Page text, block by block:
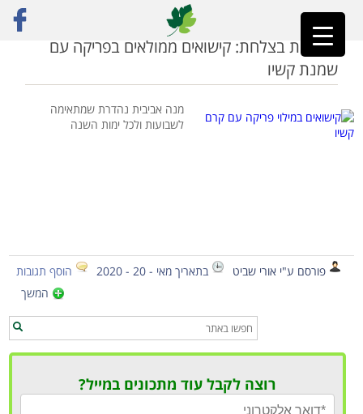
ראשי»קישואים ממולאים
שבועות בצלחת: קישואים ממולאים בפריקה עם
שמנת קשיו
מנה אביבית נהדרת שמתאימה
לשבועות ולכל ימות השנה
פורסם ע"י אורי שביט בתאריך מאי - 20 - 2020
הוסף תגובות
המשך
רוצה לקבל עוד מתכונים במייל?